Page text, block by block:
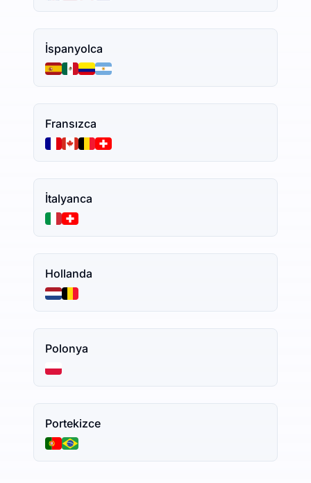
İspanyolca
Fransızca
İtalyanca
Hollanda
Polonya
Portekizce